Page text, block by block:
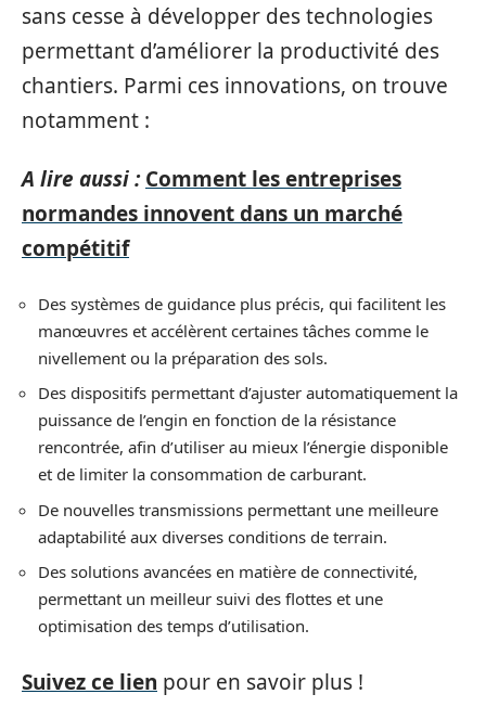
sans cesse à développer des technologies
permettant d’améliorer la productivité des
chantiers. Parmi ces innovations, on trouve
notamment :
A lire aussi : Comment les entreprises
normandes innovent dans un marché
compétitif
Des systèmes de guidance plus précis, qui facilitent les
manœuvres et accélèrent certaines tâches comme le
nivellement ou la préparation des sols.
Des dispositifs permettant d’ajuster automatiquement la
puissance de l’engin en fonction de la résistance
rencontrée, afin d’utiliser au mieux l’énergie disponible
et de limiter la consommation de carburant.
De nouvelles transmissions permettant une meilleure
adaptabilité aux diverses conditions de terrain.
Des solutions avancées en matière de connectivité,
permettant un meilleur suivi des flottes et une
optimisation des temps d’utilisation.
Suivez ce lien pour en savoir plus !